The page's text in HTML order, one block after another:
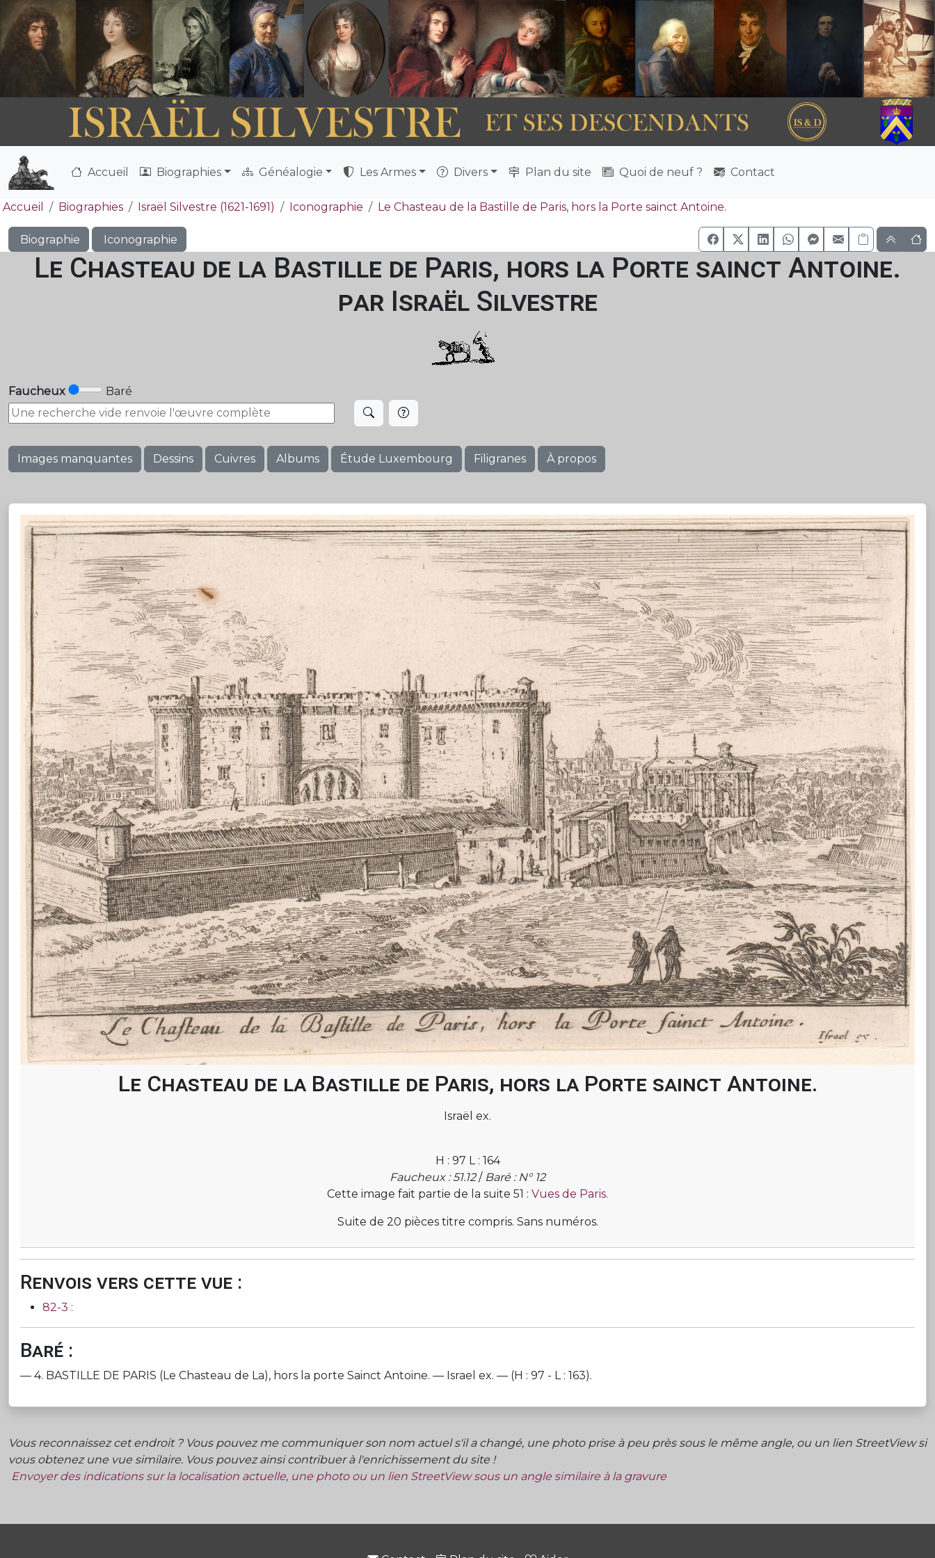
Accueil Biographies Généalogie Les Armes Divers Plan du site Quoi de neuf ? Contact
Accueil Biographies Israël Silvestre (1621-1691) Iconographie Le Chasteau de la Bastille de Paris, hors la Porte sainct Antoine.
Biographie Iconographie
Le Chasteau de la Bastille de Paris, hors la Porte sainct Antoine.
par Israël Silvestre
Faucheux Baré
Images manquantes Dessins Cuivres Albums Étude Luxembourg Filigranes À propos
Le Chasteau de la Bastille de Paris, hors la Porte sainct Antoine.
Israël ex.
H : 97 L : 164
Faucheux : 51.12/ Baré : N° 12
Cette image fait partie de la suite 51 : Vues de Paris.
Suite de 20 pièces titre compris. Sans numéros.
Renvois vers cette vue :
82-3 :
Baré :
— 4. BASTILLE DE PARIS (Le Chasteau de La), hors la porte Sainct Antoine. — Israel ex. — (H : 97 - L : 163).
Vous reconnaissez cet endroit ? Vous pouvez me communiquer son nom actuel s'il a changé, une photo prise à peu près sous le même angle, ou un lien StreetView si
vous obtenez une vue similaire. Vous pouvez ainsi contribuer à l'enrichissement du site !
Envoyer des indications sur la localisation actuelle, une photo ou un lien StreetView sous un angle similaire à la gravure